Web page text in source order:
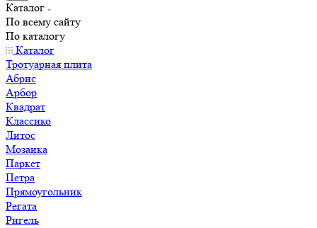
Каталог
По всему сайту
По каталогу
Каталог
Тротуарная плита
Абрис
Арбор
Квадрат
Классико
Литос
Мозаика
Паркет
Петра
Прямоугольник
Регата
Ригель